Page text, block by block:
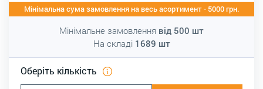
Мінімальна сума замовлення на весь асортимент - 5000 грн.
Мінімальне замовлення від 500 шт
На складі 1689 шт
Оберіть кількість